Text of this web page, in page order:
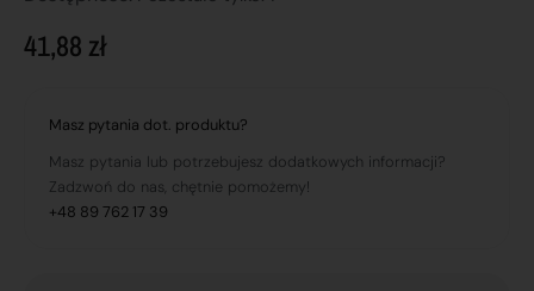
41,88 zł
Masz pytania dot. produktu?
Masz pytania lub potrzebujesz dodatkowych informacji?
Zadzwoń do nas, chętnie pomożemy!
+48 89 762 17 39